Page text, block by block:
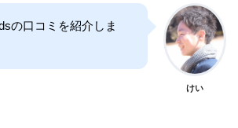
の口コミを紹介しま
けい